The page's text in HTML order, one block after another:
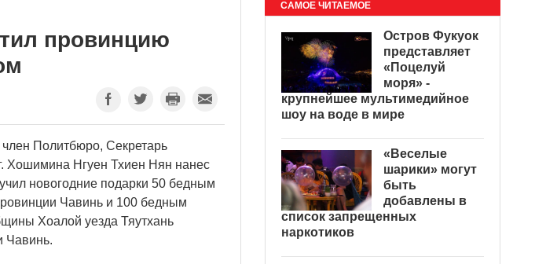
провинцию
Политбюро, Секретарь
Хошимина Нгуен Тхиен Нян нанес
новогодние подарки 50 бедным
Чавинь и 100 бедным
Хоалой уезда Тяутхань
Чавинь.
САМОЕ ЧИТАЕМОЕ
Остров Фукуок
представляет
«Поцелуй
моря» -
крупнейшее мультимедийное
шоу на воде в мире
«Веселые
шарики» могут
быть
добавлены в
список запрещенных
наркотиков